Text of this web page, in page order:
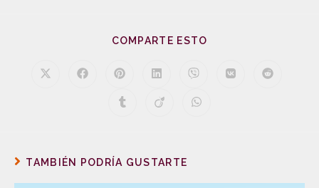
COMPARTE ESTO
TAMBIÉN PODRÍA GUSTARTE